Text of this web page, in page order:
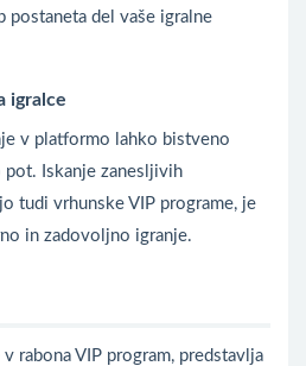
del vaše igralne
igralce
v platformo lahko bistveno
Iskanje zanesljivih
tudi vrhunske VIP programe, je
in zadovoljno igranje.
rabona VIP program, predstavlja